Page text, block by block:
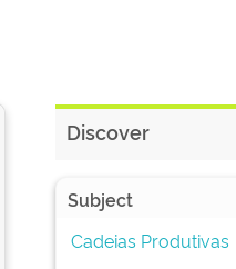
Discover
Subject
Cadeias Produtivas